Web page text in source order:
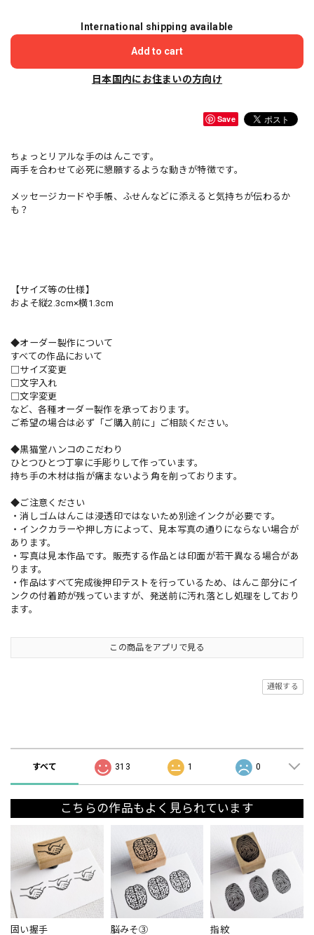
International shipping available
Add to cart
日本国内にお住まいの方向け
Save
ちょっとリアルな手のはんこです。
両手を合わせて必死に懇願するような動きが特徴です。
メッセージカードや手帳、ふせんなどに添えると気持ちが伝わるか
も？
【サイズ等の仕様】
およそ縦2.3cm×横1.3cm
◆オーダー製作について
すべての作品において
□サイズ変更
□文字入れ
□文字変更
など、各種オーダー製作を承っております。
ご希望の場合は必ず「ご購入前に」ご相談ください。
◆黒猫堂ハンコのこだわり
ひとつひとつ丁寧に手彫りして作っています。
持ち手の木材は指が痛まないよう角を削っております。
◆ご注意ください
・消しゴムはんこは浸透印ではないため別途インクが必要です。
・インクカラーや押し方によって、見本写真の通りにならない場合が
あります。
・写真は見本作品です。販売する作品とは印面が若干異なる場合があ
ります。
・作品はすべて完成後押印テストを行っているため、はんこ部分にイ
ンクの付着跡が残っていますが、発送前に汚れ落とし処理をしており
ます。
この商品をアプリで見る
通報する
すべて 313 1 0
こちらの作品もよく見られています
固い握手 脳みそ③ 指紋